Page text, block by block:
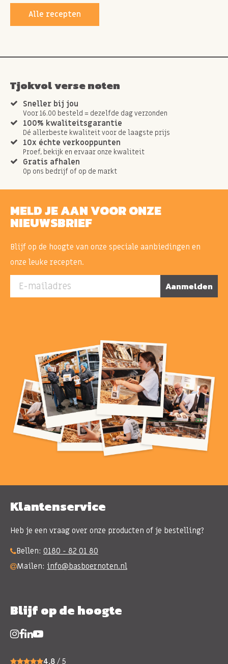
Alle recepten
Tjokvol verse noten
Sneller bij jou
Voor 16.00 besteld = dezelfde dag verzonden
100% kwaliteitsgarantie
Dé allerbeste kwaliteit voor de laagste prijs
10x échte verkooppunten
Proef, bekijk en ervaar onze kwaliteit
Gratis afhalen
Op ons bedrijf of op de markt
MELD JE AAN VOOR ONZE
NIEUWSBRIEF
Blijf op de hoogte van onze speciale aanbiedingen en
onze leuke recepten.
E-mailadres Aanmelden
Klantenservice
Heb je een vraag over onze producten of je bestelling?
Bellen: 0180 - 82 01 80
Mailen: info@basboernoten.nl
Blijf op de hoogte
4,8 / 5